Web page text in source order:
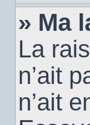
» Ma
La
n’ait
n’ait